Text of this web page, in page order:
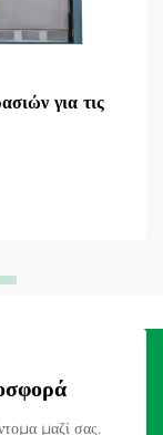
για τις
μαζί σας.